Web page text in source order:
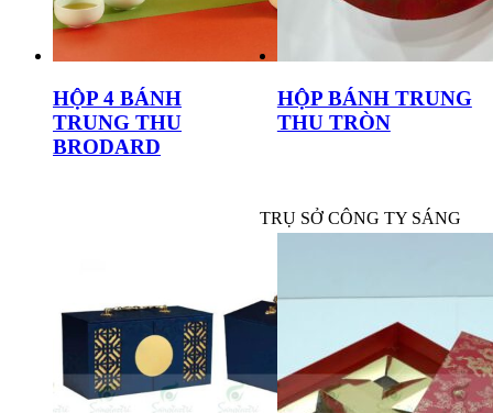
HỘP 4 BÁNH
TRUNG THU
BRODARD
HỘP BÁNH TRUNG
THU TRÒN
TRỤ SỞ CÔNG TY SÁNG